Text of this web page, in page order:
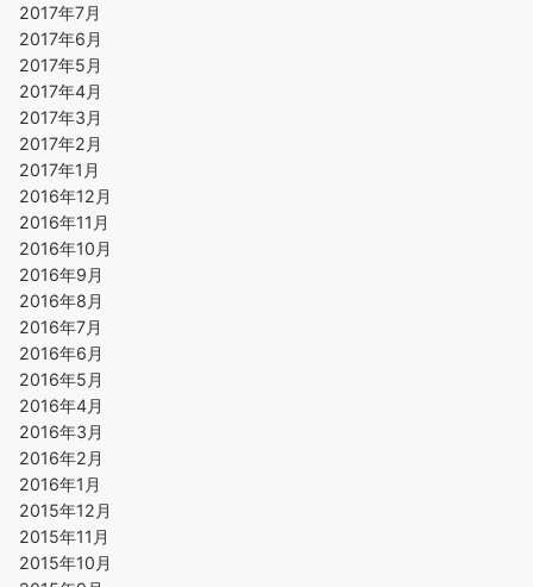
2017年7月
2017年6月
2017年5月
2017年4月
2017年3月
2017年2月
2017年1月
2016年12月
2016年11月
2016年10月
2016年9月
2016年8月
2016年7月
2016年6月
2016年5月
2016年4月
2016年3月
2016年2月
2016年1月
2015年12月
2015年11月
2015年10月